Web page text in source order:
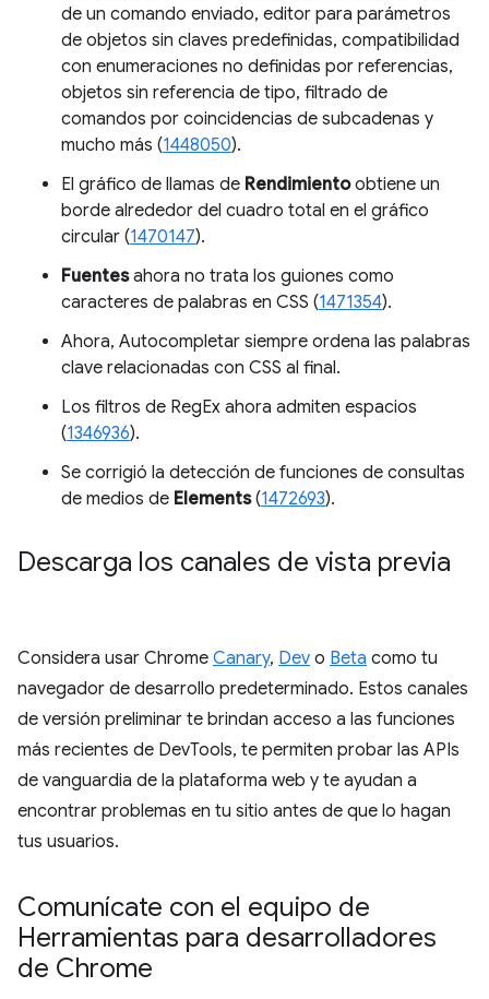
de un comando enviado, editor para parámetros
de objetos sin claves predefinidas, compatibilidad
con enumeraciones no definidas por referencias,
objetos sin referencia de tipo, filtrado de
comandos por coincidencias de subcadenas y
mucho más (1448050).
El gráfico de llamas de Rendimientoobtiene un
borde alrededor del cuadro total en el gráfico
circular (1470147).
Fuentesahora no trata los guiones como
caracteres de palabras en CSS (1471354).
Ahora, Autocompletar siempre ordena las palabras
clave relacionadas con CSS al final.
Los filtros de RegEx ahora admiten espacios
(1346936).
Se corrigió la detección de funciones de consultas
de medios de Elements(1472693).
Descarga los canales de vista previa
Considera usar Chrome Canary, Dev o Beta como tu
navegador de desarrollo predeterminado. Estos canales
de versión preliminar te brindan acceso a las funciones
más recientes de DevTools, te permiten probar las APIs
de vanguardia de la plataforma web y te ayudan a
encontrar problemas en tu sitio antes de que lo hagan
tus usuarios.
Comunícate con el equipo de
Herramientas para desarrolladores
de Chrome